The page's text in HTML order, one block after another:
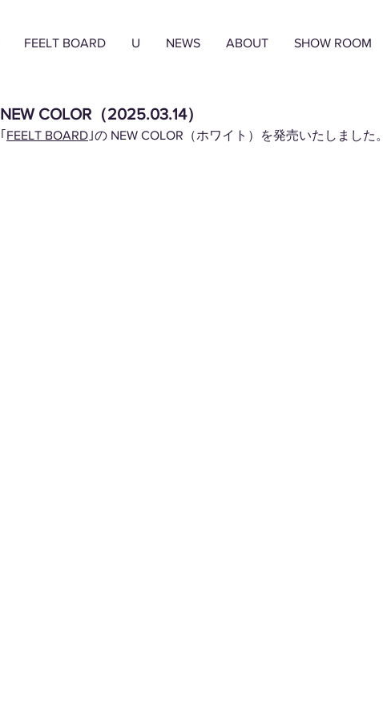
FEELT BOARD U NEWS ABOUT SHOW ROOM
NEW COLOR（2025.03.14）
｢ FEELT BOARD ｣の NEW COLOR（ホワイト）を発売いたしました。